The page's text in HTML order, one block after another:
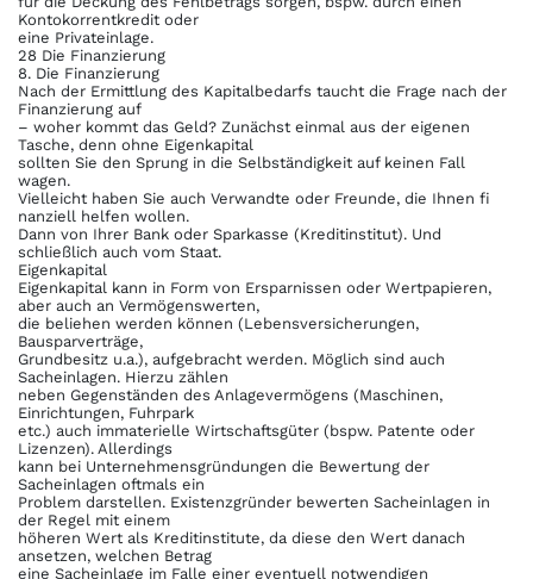
Kontokorrentkredit oder
eine Privateinlage.
28 Die Finanzierung
8. Die Finanzierung
Nach der Ermittlung des Kapitalbedarfs taucht die Frage nach der
Finanzierung auf
– woher kommt das Geld? Zunächst einmal aus der eigenen
Tasche, denn ohne Eigenkapital
sollten Sie den Sprung in die Selbständigkeit auf keinen Fall
wagen.
Vielleicht haben Sie auch Verwandte oder Freunde, die Ihnen fi
nanziell helfen wollen.
Dann von Ihrer Bank oder Sparkasse (Kreditinstitut). Und
schließlich auch vom Staat.
Eigenkapital
Eigenkapital kann in Form von Ersparnissen oder Wertpapieren,
aber auch an Vermögenswerten,
die beliehen werden können (Lebensversicherungen,
Bausparverträge,
Grundbesitz u.a.), aufgebracht werden. Möglich sind auch
Sacheinlagen. Hierzu zählen
neben Gegenständen des Anlagevermögens (Maschinen,
Einrichtungen, Fuhrpark
etc.) auch immaterielle Wirtschaftsgüter (bspw. Patente oder
Lizenzen). Allerdings
kann bei Unternehmensgründungen die Bewertung der
Sacheinlagen oftmals ein
Problem darstellen. Existenzgründer bewerten Sacheinlagen in
der Regel mit einem
höheren Wert als Kreditinstitute, da diese den Wert danach
ansetzen, welchen Betrag
eine Sacheinlage im Falle einer eventuell notwendigen